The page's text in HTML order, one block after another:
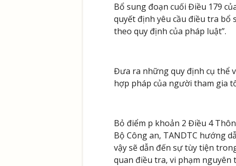
Bổ sung đoạn cuối Điều 179
quyết định yêu cầu điều tra bổ
theo quy định của pháp luật”.
Đưa ra những quy định cụ thể
hợp pháp của người tham gia
Bỏ điểm p khoản 2 Điều 4
Bộ Công an, TANDTC hướng
vậy sẽ dẫn đến sự tùy tiện
quan điều tra, vi phạm